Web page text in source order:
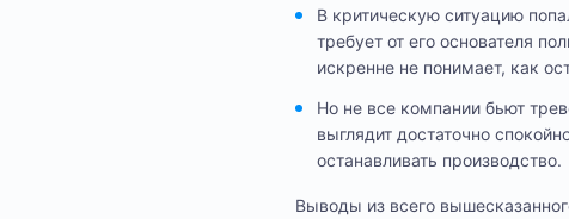
В критическую ситуацию
требует от его основателя
искренне не понимает, как
Но не все компании бьют
выглядит достаточно
останавливать производство.
Выводы из всего